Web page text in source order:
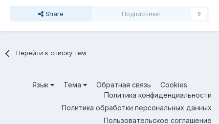
Share Подписчики 0
Перейти к списку тем
Язык Тема Обратная связь
Cookies
Политика конфиденциальности
Политика обработки персональных данных
Пользовательское соглашение